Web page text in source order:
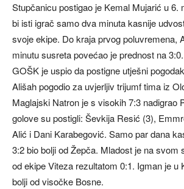
Stupčanicu postigao je Kemal Mujarić u 6.
bi isti igrač samo dva minuta kasnije
svoje ekipe. Do kraja prvog poluvremena,
minutu susreta povećao je prednost na
GOŠK je uspio da postigne utješni
Ališah pogodio za uvjerljiv trijumf tima iz
Maglajski Natron je s visokih 7:3 nadigrao
golove su postigli: Ševkija Resić (3),
Alić i Dani Karabegović. Samo par dana
3:2 bio bolji od Žepča. Mladost je na svom
od ekipe Viteza rezultatom 0:1. Igman je u
bolji od visočke Bosne.